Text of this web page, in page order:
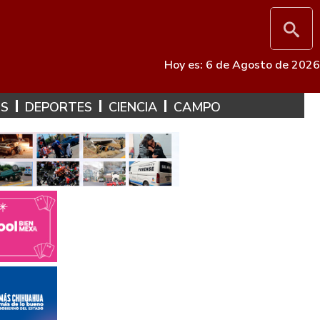
Hoy es: 6 de Agosto de 2026
DEPORTES CIENCIA CAMPO